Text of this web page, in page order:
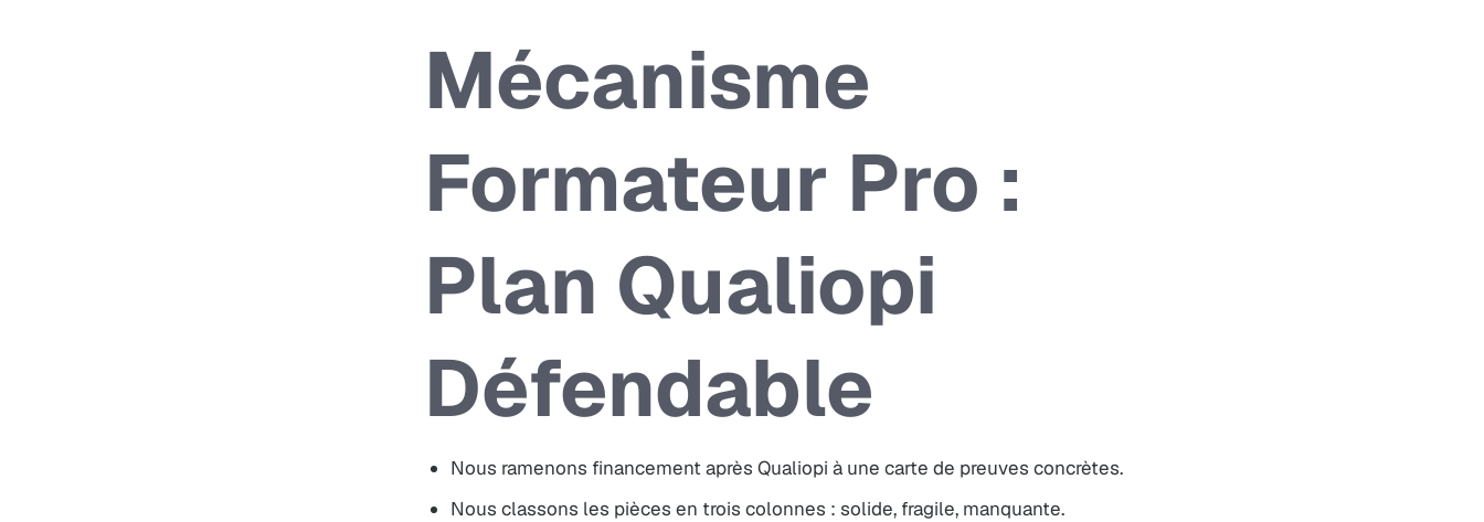
Mécanisme
Formateur Pro :
Plan Qualiopi
Défendable
Nous ramenons financement après Qualiopi à une carte de preuves concrètes.
Nous classons les pièces en trois colonnes : solide, fragile, manquante.